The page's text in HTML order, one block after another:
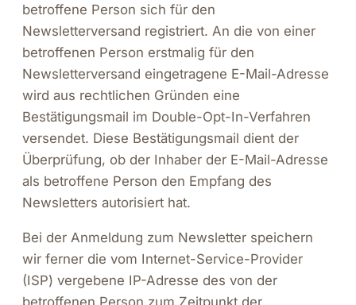
betroffene Person sich für den
Newsletterversand registriert. An die von einer
betroffenen Person erstmalig für den
Newsletterversand eingetragene E-Mail-Adresse
wird aus rechtlichen Gründen eine
Bestätigungsmail im Double-Opt-In-Verfahren
versendet. Diese Bestätigungsmail dient der
Überprüfung, ob der Inhaber der E-Mail-Adresse
als betroffene Person den Empfang des
Newsletters autorisiert hat.
Bei der Anmeldung zum Newsletter speichern
wir ferner die vom Internet-Service-Provider
(ISP) vergebene IP-Adresse des von der
betroffenen Person zum Zeitpunkt der